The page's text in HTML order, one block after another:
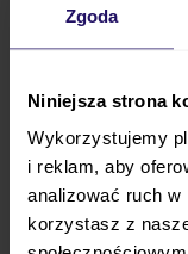
Zgoda
Niniejsza strona
Wykorzystujemy
i reklam, aby
analizować ruch
korzystasz z
Przyczepki
Przyczepki
Przyczepki